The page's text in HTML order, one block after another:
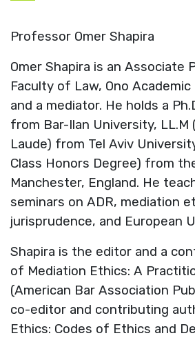
Professor Omer Shapira
Omer Shapira is an Associate
Faculty of Law, Ono Academic
and a mediator. He holds a
from Bar-Ilan University, LL.M
Laude) from Tel Aviv
Class Honors Degree) from
Manchester, England. He
seminars on ADR, mediation
jurisprudence, and European
Shapira is the editor and a
of Mediation Ethics: A
(American Bar Association
co-editor and contributing
Ethics: Codes of Ethics and